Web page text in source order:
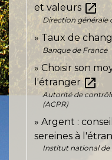
et valeurs open_in_new
Direction générale
Taux de
Banque de France
Choisir son
l'étranger open_in_new
Autorité de
(ACPR)
Argent :
sereines à
Institut national de